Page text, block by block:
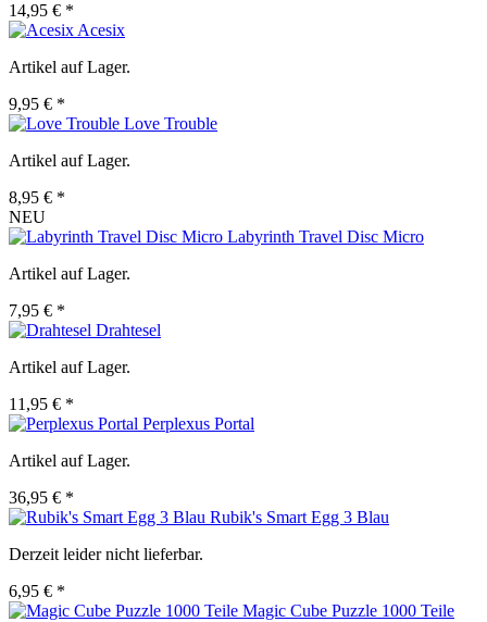
14,95 € *
Acesix
Artikel auf Lager.
9,95 € *
Love Trouble
Artikel auf Lager.
8,95 € *
NEU
Labyrinth Travel Disc Micro
Artikel auf Lager.
7,95 € *
Drahtesel
Artikel auf Lager.
11,95 € *
Perplexus Portal
Artikel auf Lager.
36,95 € *
Rubik's Smart Egg 3 Blau
Derzeit leider nicht lieferbar.
6,95 € *
Magic Cube Puzzle 1000 Teile